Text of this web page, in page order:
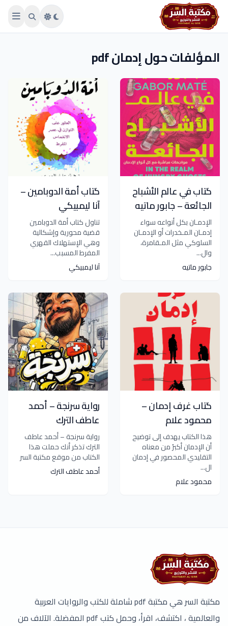
Skip to main content
المؤلفات حول إدمان pdf
كتاب في عالم الأشباح
الجائعة – جابور ماتيه
الإدمـان بكل أنواعه سواء
إدمـان المـخدرات أو الإدمـان
السلوكي مثل المـقامرة،
وال...
جابور ماتيه
كتاب أمة الدوبامين –
آنا ليمبيكي
تناول كتاب أمة الدوبامين
قضية محورية وإشكالية
وهي الإستهلاك القهري
المفرط المسبب...
آنا ليمبيكي
كتاب غرف إدمان –
محمود علام
هذا الكتاب يهدف إلى توضيح
أن الإدمان أكبرُ من معناه
التقليدي المحصور في إدمان
ال...
محمود علام
رواية سرنجة – أحمد
عاطف الترك
رواية سرنجة – أحمد عاطف
الترك تذكر أنك حملت هذا
الكتاب من موقع مكتبة السر
أحمد عاطف الترك
مكتبة السر هي مكتبة pdf شاملة للكتب والروايات العربية
والعالمية ، اكتشف، اقرأ، وحمل كتب pdf المفضلة. الآلاف من